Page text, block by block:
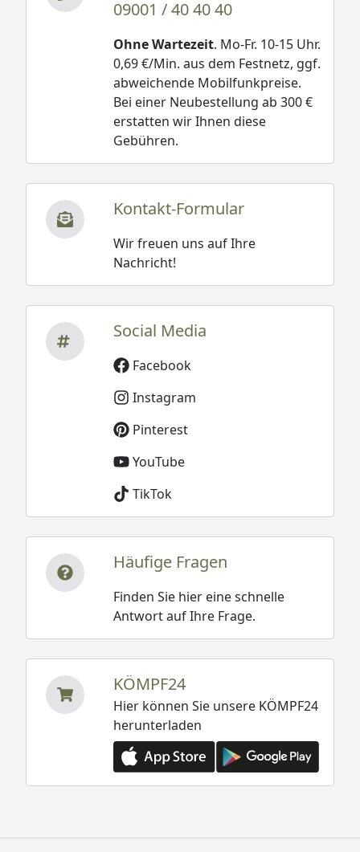
09001 / 40 40 40
Ohne Wartezeit. Mo-Fr. 10-15 Uhr.
0,69 €/Min. aus dem Festnetz, ggf.
abweichende Mobilfunkpreise.
Bei einer Neubestellung ab 300 €
erstatten wir Ihnen diese
Gebühren.
Kontakt-Formular
Wir freuen uns auf Ihre
Nachricht!
Social Media
Facebook
Instagram
Pinterest
YouTube
TikTok
Häufige Fragen
Finden Sie hier eine schnelle
Antwort auf Ihre Frage.
KÖMPF24
Hier können Sie unsere KÖMPF24
herunterladen